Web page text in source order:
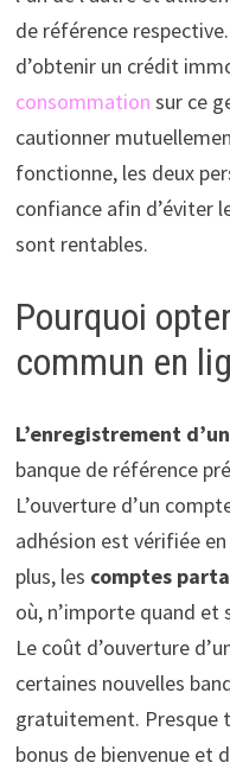
de référence
d’obtenir un crédit
consommation sur ce
cautionner
fonctionne, les deux
confiance afin d’éviter
sont rentables.
Pourquoi
commun en
L’enregistrement
banque de référence
L’ouverture d’un
adhésion est vérifiée
plus, les comptes
où, n’importe quand et
Le coût d’ouverture
certaines nouvelles
gratuitement. Presque
bonus de bienvenue et